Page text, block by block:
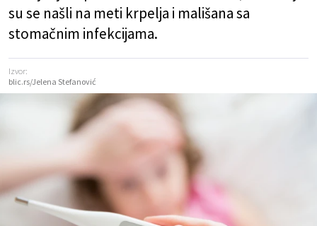
su se našli na meti krpelja i mališana sa
stomačnim infekcijama.
Izvor:
blic.rs/Jelena Stefanović